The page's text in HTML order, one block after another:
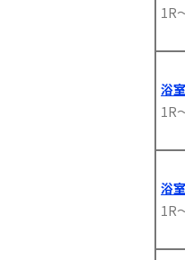
1R
浴
1R
浴
1R